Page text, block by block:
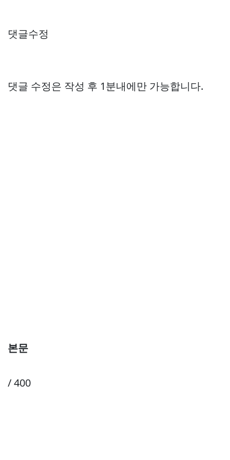
댓글수정
댓글 수정은 작성 후 1분내에만 가능합니다.
본문
/ 400